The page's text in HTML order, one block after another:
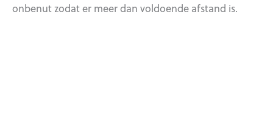
onbenut zodat er meer dan voldoende afstand is.